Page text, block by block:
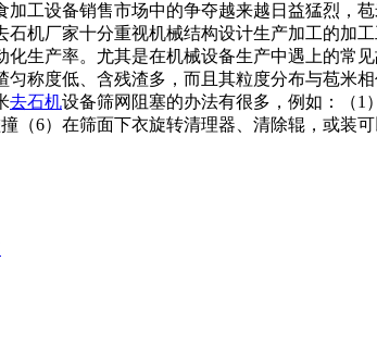
工设备销售市场中的争夺越来越日益猛烈，
机厂家十分重视机械结构设计生产加工的加
生产率。尤其是在机械设备生产中遇上的常
称度低、含残渣多，而且其粒度分布与苞米
去石机设备筛网阻塞的办法有很多，例如：（1
（6）在筛面下衣旋转清理器、清除辊，或装可